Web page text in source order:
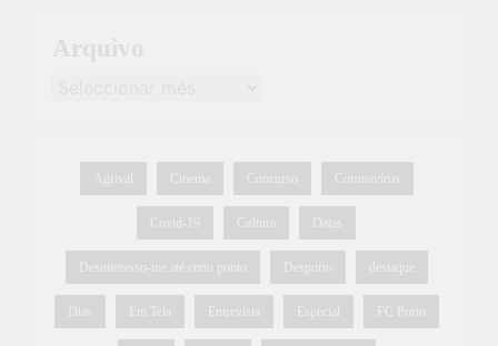
Agrival Cinema Concurso Coronavírus
Covid-19 Cultura Datas
Desinteresso-me até certo ponto Desporto destaque
Dias Em Tela Entrevista Especial FC Porto